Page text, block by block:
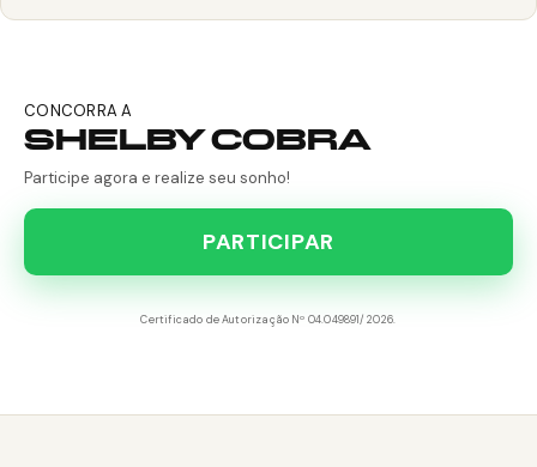
CONCORRA A
SHELBY COBRA
Participe agora e realize seu sonho!
PARTICIPAR
Certificado de Autorização Nº 04.049891/2026.